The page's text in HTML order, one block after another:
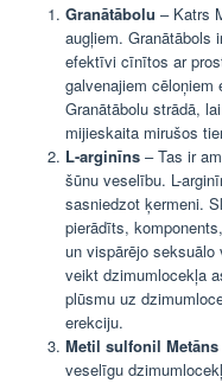
Granātābolu – Katrs
augļiem. Granātābols
efektīvi cīnītos ar
galvenajiem
Granātābolu strādā,
mijieskaita mirušos
L-arginīns – Tas ir
šūnu veselību. L-
sasniedzot ķermeni.
pierādīts,
un vispārējo
veikt dzimumlocekļa
plūsmu uz
erekciju.
Metil sulfonil Metāns
veselīgu